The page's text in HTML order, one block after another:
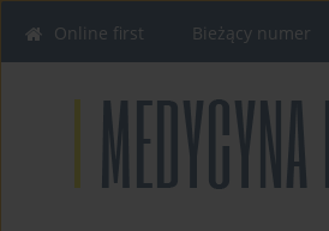
Online first Bieżący numer